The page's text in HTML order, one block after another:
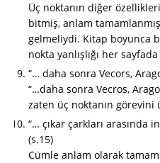
Üç noktanın diğer
bitmiş, anlam
gelmeliydi. Kitap boyunca
nokta yanlışlığı her
“… daha sonra Vecors,
“…daha sonra Vecros,
zaten üç noktanın görevini
“… çıkar çarkları arasında
(s.15)
Cümle anlam olarak